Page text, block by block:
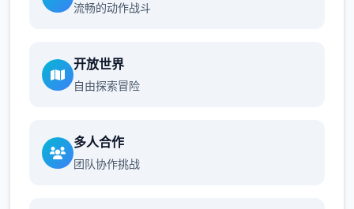
流畅的动作战斗
开放世界
自由探索冒险
多人合作
团队协作挑战